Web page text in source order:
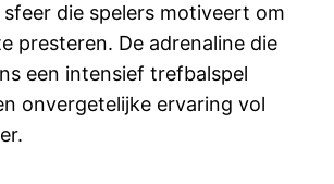
die spelers motiveert om
presteren. De adrenaline die
een intensief trefbalspel
onvergetelijke ervaring vol